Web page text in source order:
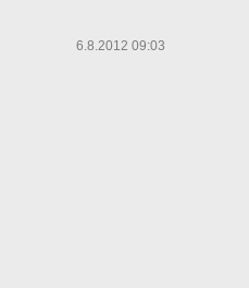
6.8.2012 09:03